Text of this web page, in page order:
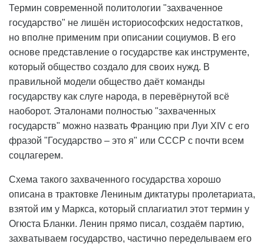
Термин современной политологии "захваченное
государство" не лишён историософских недостатков,
но вполне применим при описании социумов. В его
основе представление о государстве как инструменте,
который общество создало для своих нужд. В
правильной модели общество даёт команды
государству как слуге народа, в перевёрнутой всё
наоборот. Эталонами полностью "захваченных
государств" можно назвать Францию при Луи XIV с его
фразой "Государство – это я" или СССР с почти всем
соцлагерем.
Схема такого захваченного государства хорошо
описана в трактовке Лениным диктатуры пролетариата,
взятой им у Маркса, который сплагиатил этот термин у
Огюста Бланки. Ленин прямо писал, создаём партию,
захватываем государство, частично переделываем его